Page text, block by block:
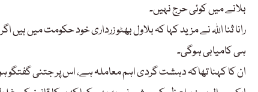
بلانے میں کوئی حرج نہیں۔
رانا ثنا اللہ نے مزید کہا کہ بلاول بھٹو زرداری خود حکومت میں
ہی کامیابی ہوگی۔
ان کا کہنا تھاکہ دہشت گردی اہم معاملہ ہے، اس پر جتنی گفتگو